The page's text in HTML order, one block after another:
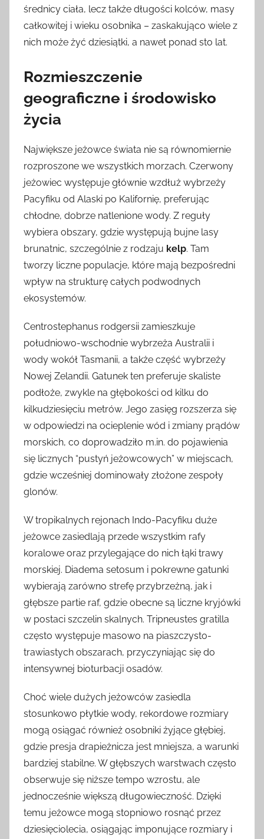
średnicy ciała, lecz także długości kolców, masy
całkowitej i wieku osobnika – zaskakująco wiele z
nich może żyć dziesiątki, a nawet ponad sto lat.
Rozmieszczenie
geograficzne i środowisko
życia
Największe jeżowce świata nie są równomiernie
rozproszone we wszystkich morzach. Czerwony
jeżowiec występuje głównie wzdłuż wybrzeży
Pacyfiku od Alaski po Kalifornię, preferując
chłodne, dobrze natlenione wody. Z reguły
wybiera obszary, gdzie występują bujne lasy
brunatnic, szczególnie z rodzaju kelp. Tam
tworzy liczne populacje, które mają bezpośredni
wpływ na strukturę całych podwodnych
ekosystemów.
Centrostephanus rodgersii zamieszkuje
południowo-wschodnie wybrzeża Australii i
wody wokół Tasmanii, a także część wybrzeży
Nowej Zelandii. Gatunek ten preferuje skaliste
podłoże, zwykle na głębokości od kilku do
kilkudziesięciu metrów. Jego zasięg rozszerza się
w odpowiedzi na ocieplenie wód i zmiany prądów
morskich, co doprowadziło m.in. do pojawienia
się licznych “pustyń jeżowcowych” w miejscach,
gdzie wcześniej dominowały złożone zespoły
glonów.
W tropikalnych rejonach Indo-Pacyfiku duże
jeżowce zasiedlają przede wszystkim rafy
koralowe oraz przylegające do nich łąki trawy
morskiej. Diadema setosum i pokrewne gatunki
wybierają zarówno strefę przybrzeżną, jak i
głębsze partie raf, gdzie obecne są liczne kryjówki
w postaci szczelin skalnych. Tripneustes gratilla
często występuje masowo na piaszczysto-
trawiastych obszarach, przyczyniając się do
intensywnej bioturbacji osadów.
Choć wiele dużych jeżowców zasiedla
stosunkowo płytkie wody, rekordowe rozmiary
mogą osiągać również osobniki żyjące głębiej,
gdzie presja drapieżnicza jest mniejsza, a warunki
bardziej stabilne. W głębszych warstwach często
obserwuje się niższe tempo wzrostu, ale
jednocześnie większą długowieczność. Dzięki
temu jeżowce mogą stopniowo rosnąć przez
dziesięciolecia, osiągając imponujące rozmiary i